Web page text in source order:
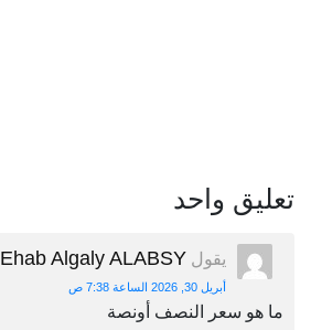
تعليق واحد
يقول Ehab Algaly ALABSY
أبريل 30, 2026 الساعة 7:38 ص
ما هو سعر النصف أونصة